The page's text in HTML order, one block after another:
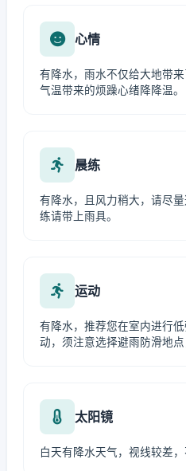
心情
有降水，雨水不仅给大地带
气温带来的烦躁心绪降降温。
晨练
有降水，且风力稍大，请尽
练请带上雨具。
运动
有降水，推荐您在室内进行
动，须注意选择避雨防滑地点
太阳镜
白天有降水天气，视线较差